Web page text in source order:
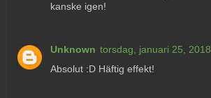
kanske igen!
Unknown torsdag, januari 25, 2018
Absolut :D Häftig effekt!